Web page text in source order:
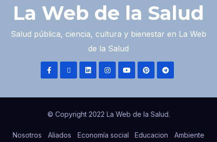
La Web de la Salud
Salud pública, ciencia, cultura y bienestar en La Web
de la Salud
© Copyright 2022 La Web de la Salud.
Nosotros Aliados Economía social Educacion Ambiente